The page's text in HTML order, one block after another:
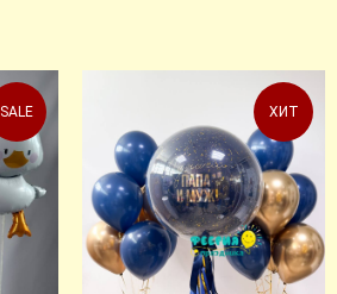
SALE ХИТ